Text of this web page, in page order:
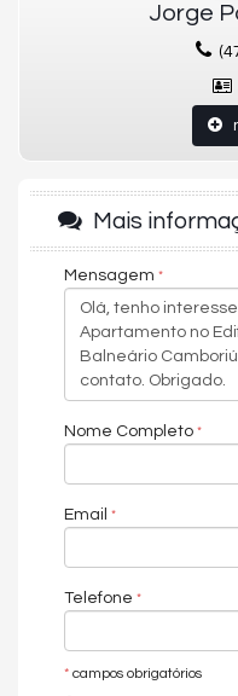
Armário Embutido
Vista Panorâmica
Armário Cozinha
Jorge
Mais
Mensagem
Nome Completo
Email
Telefone
* campos obrigatórios